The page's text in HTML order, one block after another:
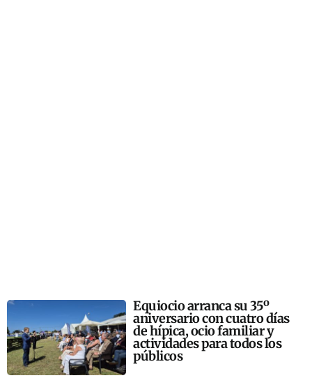
Equiocio arranca su 35º
aniversario con cuatro días
de hípica, ocio familiar y
actividades para todos los
públicos